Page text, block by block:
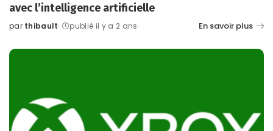
avec l’intelligence artificielle
Posted
par thibault publié il y a 2 ans En savoir plus